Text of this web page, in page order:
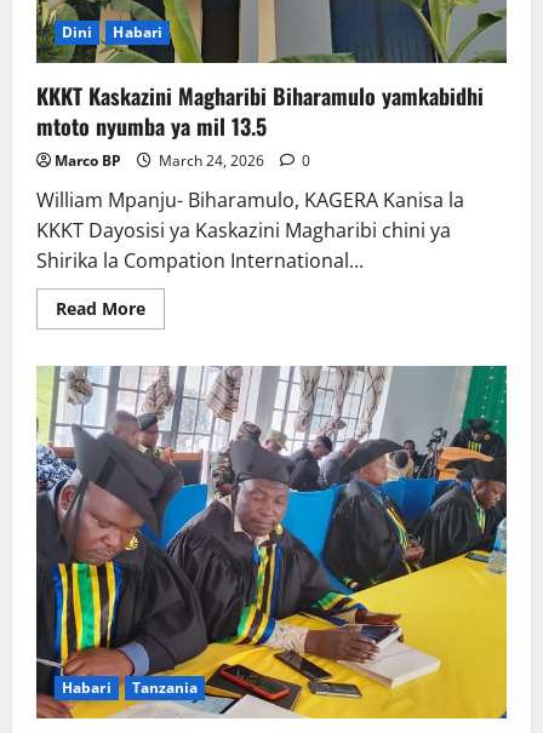
Dini Habari
KKKT Kaskazini Magharibi Biharamulo yamkabidhi
mtoto nyumba ya mil 13.5
Marco BP March 24, 2026 0
William Mpanju- Biharamulo, KAGERA Kanisa la
KKKT Dayosisi ya Kaskazini Magharibi chini ya
Shirika la Compation International...
Read MoreRead
more
Kaskazini
Magharibi
Biharamulo
yamkabidhi
mtoto
nyumba
ya
mil
13.5
Habari Tanzania